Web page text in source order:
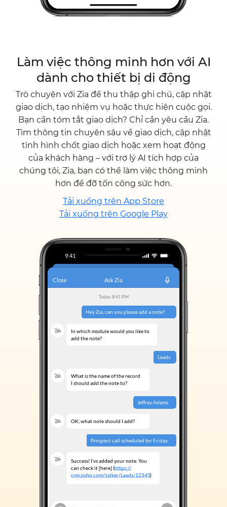
Làm việc thông minh hơn với AI
dành cho thiết bị di động
Trò chuyện với Zia để thu thập ghi chú, cập nhật
giao dịch, tạo nhiệm vụ hoặc thực hiện cuộc gọi.
Bạn cần tóm tắt giao dịch? Chỉ cần yêu cầu Zia.
Tìm thông tin chuyên sâu về giao dịch, cập nhật
tình hình chốt giao dịch hoặc xem hoạt động
của khách hàng – với trợ lý AI tích hợp của
chúng tôi, Zia, bạn có thể làm việc thông minh
hơn để đỡ tốn công sức hơn.
Tải xuống trên App Store
Tải xuống trên Google Play